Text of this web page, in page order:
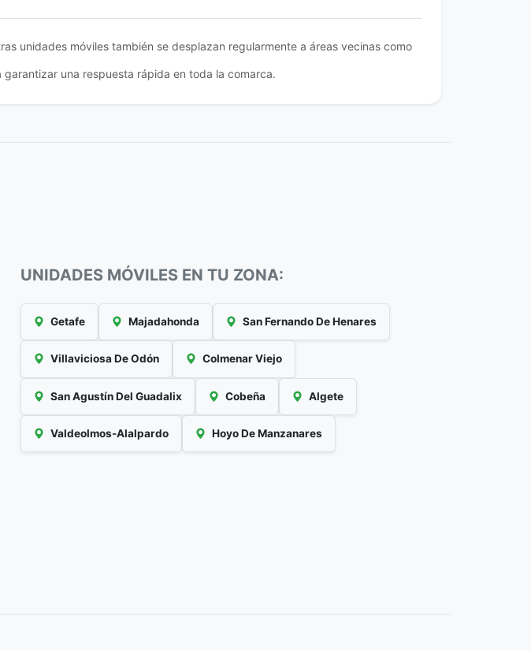
unidades móviles también se desplazan regularmente a áreas vecinas como
garantizar una respuesta rápida en toda la comarca.
UNIDADES MÓVILES EN TU ZONA:
Getafe Majadahonda San Fernando De Henares
Villaviciosa De Odón Colmenar Viejo
San Agustín Del Guadalix Cobeña Algete
Valdeolmos-Alalpardo Hoyo De Manzanares